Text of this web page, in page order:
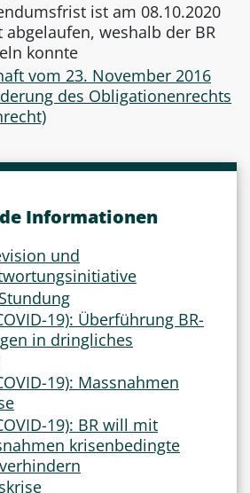
ist am 08.10.2020
abgelaufen, weshalb der BR
konnte
vom 23. November 2016
des Obligationenrechts
Informationen
und
19): Überführung BR-
in dringliches
19): Massnahmen
19): BR will mit
krisenbedingte